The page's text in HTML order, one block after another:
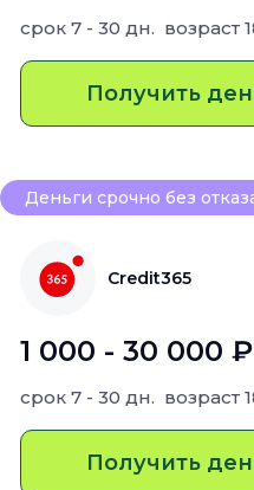
срок 7 - 30 дн. возраст
Получить
Деньги срочно без
Credit365
1 000 - 30 000 ₽
срок 7 - 30 дн. возраст
Получить